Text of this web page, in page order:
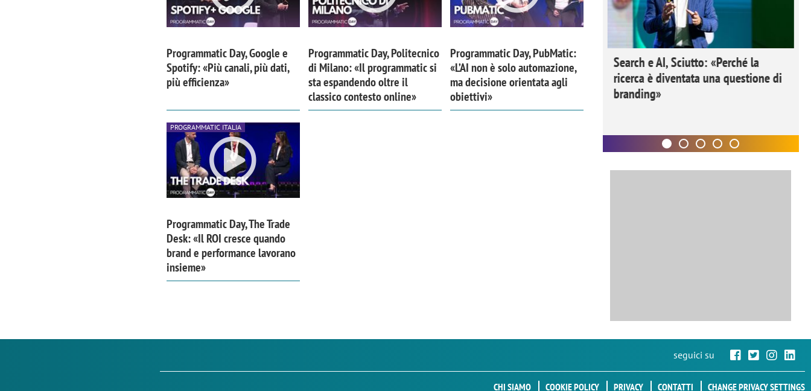
Programmatic Day, Google e
Spotify: «Più canali, più dati,
più efficienza»
Programmatic Day, Politecnico
di Milano: «Il programmatic si
sta espandendo oltre il
classico contesto online»
Programmatic Day, PubMatic:
«L’AI non è solo automazione,
ma decisione orientata agli
obiettivi»
PROGRAMMATIC ITALIA
Programmatic Day, The Trade
Desk: «Il ROI cresce quando
brand e performance lavorano
insieme»
comunicazione crea un brand food:
«Marketing e prodotto devono
Emanuele Viora di Deloitte Digital:
«La creatività resta centrale, l’AI deve
amplificare il talento»
Ricerche di mercato. Neri, Ipsos
Doxa: «Non basta più descrivere i
fenomeni: bisogna comprenderli e
tradurli in azioni»
Search e AI, Sciutto: «Perché la
ricerca è diventata una questione di
branding»
seguici su
CHI SIAMO COOKIE POLICY PRIVACY CONTATTI CHANGE PRIVACY SETTINGS